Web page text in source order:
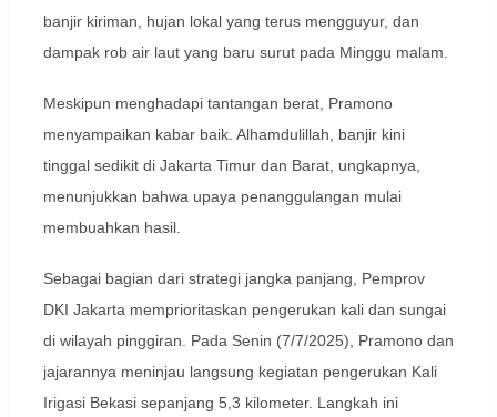
banjir kiriman, hujan lokal yang terus mengguyur, dan
dampak rob air laut yang baru surut pada Minggu malam.
Meskipun menghadapi tantangan berat, Pramono
menyampaikan kabar baik. Alhamdulillah, banjir kini
tinggal sedikit di Jakarta Timur dan Barat, ungkapnya,
menunjukkan bahwa upaya penanggulangan mulai
membuahkan hasil.
Sebagai bagian dari strategi jangka panjang, Pemprov
DKI Jakarta memprioritaskan pengerukan kali dan sungai
di wilayah pinggiran. Pada Senin (7/7/2025), Pramono dan
jajarannya meninjau langsung kegiatan pengerukan Kali
Irigasi Bekasi sepanjang 5,3 kilometer. Langkah ini